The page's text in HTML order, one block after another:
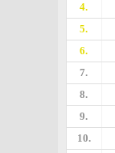
4.
5.
6.
7.
8.
9.
10.